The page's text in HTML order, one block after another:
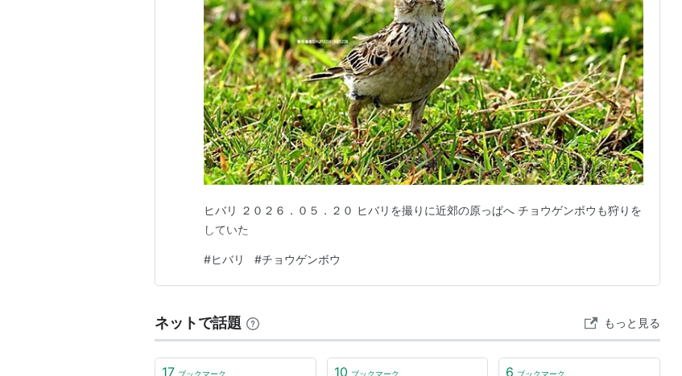
ヒバリ ２０２６．０５．２０ ヒバリを撮りに近郊の原っぱへ チョウゲンボウも狩りを
していた
#ヒバリ #チョウゲンボウ
ネットで話題 もっと見る
17 ブックマーク 10 ブックマーク 6 ブックマーク